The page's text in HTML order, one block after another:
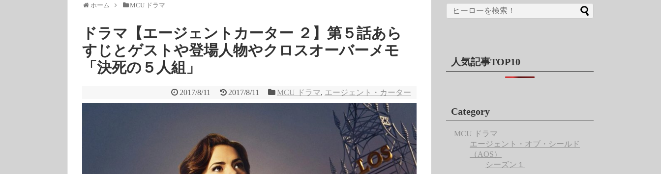
ホーム MCU ドラマ
ドラマ【エージェントカーター ２】第５話あら
すじとゲストや登場人物やクロスオーバーメモ
「決死の５人組」
2017/8/11 2017/8/11 MCU ドラマ, エージェント・カーター
人気記事TOP10
Category
MCU ドラマ
エージェント・オブ・シールド
（AOS）
シーズン１